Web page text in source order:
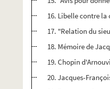
16. Libelle contre la
17. "Relation du
18. Mémoire de
19. Chopin
20. Jacques-